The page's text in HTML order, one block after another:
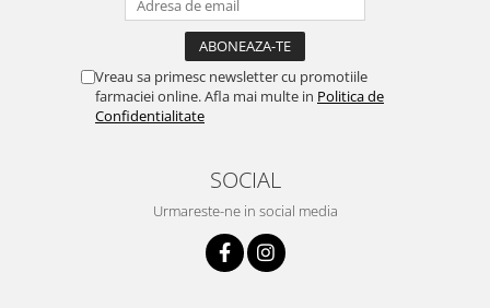
Vreau sa primesc newsletter cu promotiile
farmaciei online. Afla mai multe in Politica de
Confidentialitate
SOCIAL
Urmareste-ne in social media